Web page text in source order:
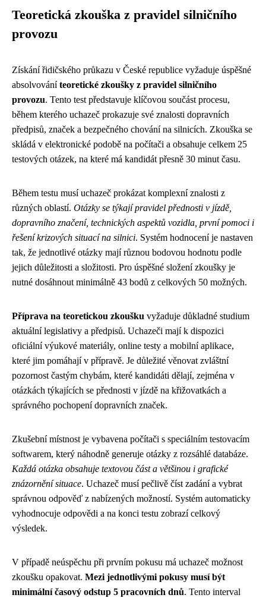
Teoretická zkouška z pravidel silničního
provozu
Získání řidičského průkazu v České republice vyžaduje úspěšné
absolvováníteoretické zkoušky z pravidel silničního
provozu. Tento test představuje klíčovou součást procesu,
během kterého uchazeč prokazuje své znalosti dopravních
předpisů, značek a bezpečného chování na silnicích. Zkouška se
skládá v elektronické podobě na počítači a obsahuje celkem 25
testových otázek, na které má kandidát přesně 30 minut času.
Během testu musí uchazeč prokázat komplexní znalosti z
různých oblastí. Otázky se týkají pravidel přednosti v jízdě,
dopravního značení, technických aspektů vozidla, první pomoci i
řešení krizových situací na silnici. Systém hodnocení je nastaven
tak, že jednotlivé otázky mají různou bodovou hodnotu podle
jejich důležitosti a složitosti. Pro úspěšné složení zkoušky je
nutné dosáhnout minimálně 43 bodů z celkových 50 možných.
Příprava na teoretickou zkoušku vyžaduje důkladné studium
aktuální legislativy a předpisů. Uchazeči mají k dispozici
oficiální výukové materiály, online testy a mobilní aplikace,
které jim pomáhají v přípravě. Je důležité věnovat zvláštní
pozornost častým chybám, které kandidáti dělají, zejména v
otázkách týkajících se přednosti v jízdě na křižovatkách a
správného pochopení dopravních značek.
Zkušební místnost je vybavena počítači s speciálním testovacím
softwarem, který náhodně generuje otázky z rozsáhlé databáze.
Každá otázka obsahuje textovou část a většinou i grafické
znázornění situace. Uchazeč musí pečlivě číst zadání a vybrat
správnou odpověď z nabízených možností. Systém automaticky
vyhodnocuje odpovědi a na konci testu zobrazí celkový
výsledek.
V případě neúspěchu při prvním pokusu má uchazeč možnost
zkoušku opakovat. Mezi jednotlivými pokusy musí být
minimální časový odstup 5 pracovních dnů. Tento interval